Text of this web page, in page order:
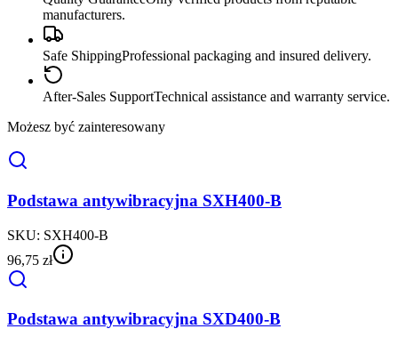
manufacturers.
Safe ShippingProfessional packaging and insured delivery.
After-Sales SupportTechnical assistance and warranty service.
Możesz być zainteresowany
Podstawa antywibracyjna SXH400-B
SKU: SXH400-B
96,75 zł
Podstawa antywibracyjna SXD400-B